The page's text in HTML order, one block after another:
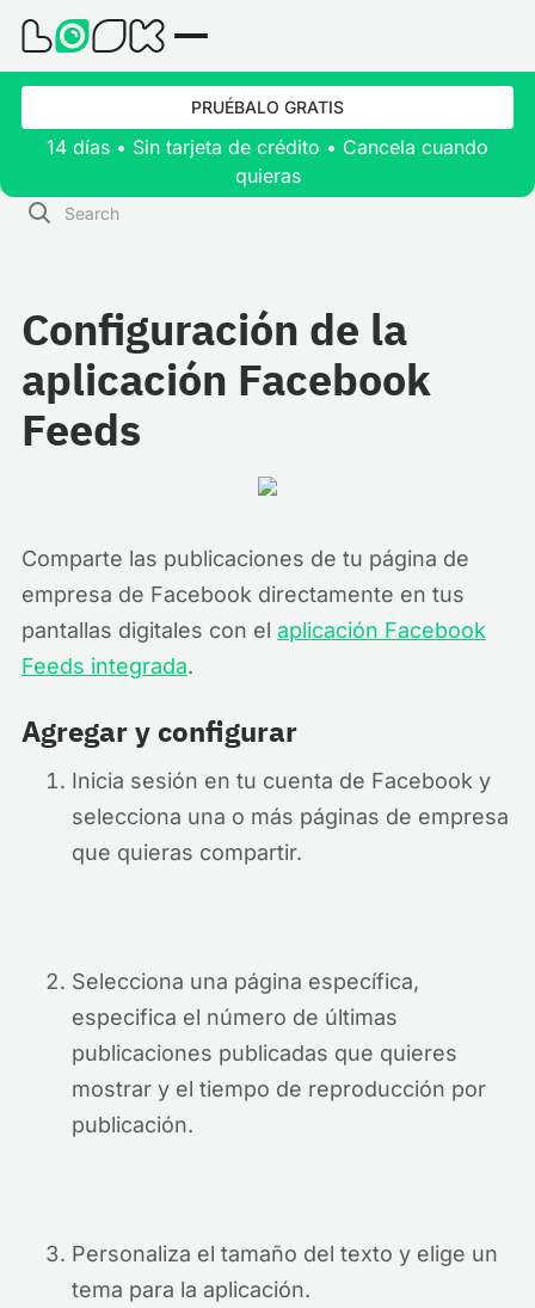
PRUÉBALO GRATIS
14 días • Sin tarjeta de crédito • Cancela cuando
quieras
Configuración de la
aplicación Facebook
Feeds
Comparte las publicaciones de tu página de
empresa de Facebook directamente en tus
pantallas digitales con el aplicación Facebook
Feeds integrada.
Agregar y configurar
Inicia sesión en tu cuenta de Facebook y
selecciona una o más páginas de empresa
que quieras compartir.
Selecciona una página específica,
especifica el número de últimas
publicaciones publicadas que quieres
mostrar y el tiempo de reproducción por
publicación.
Personaliza el tamaño del texto y elige un
tema para la aplicación.